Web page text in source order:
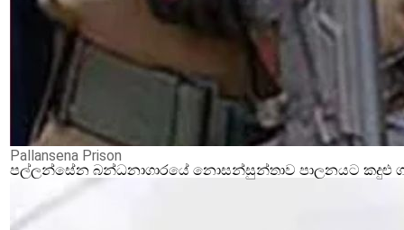
Pallansena Prison
පල්ලන්සේන බන්ධනාගාරයේ නොසන්සුන්තාව පාලනයට කදුළු